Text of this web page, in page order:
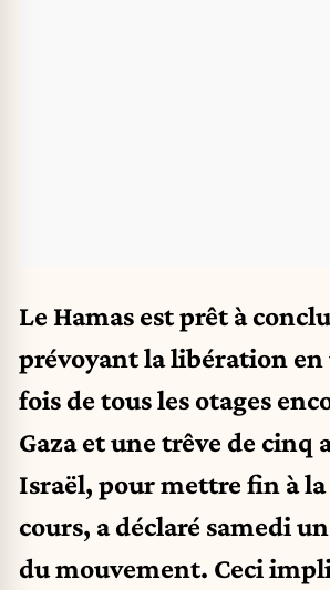
Le Hamas est prêt à
prévoyant la libération en
fois de tous les otages
Gaza et une trêve de cinq
Israël, pour mettre fin à la
cours, a déclaré samedi
du mouvement. Ceci